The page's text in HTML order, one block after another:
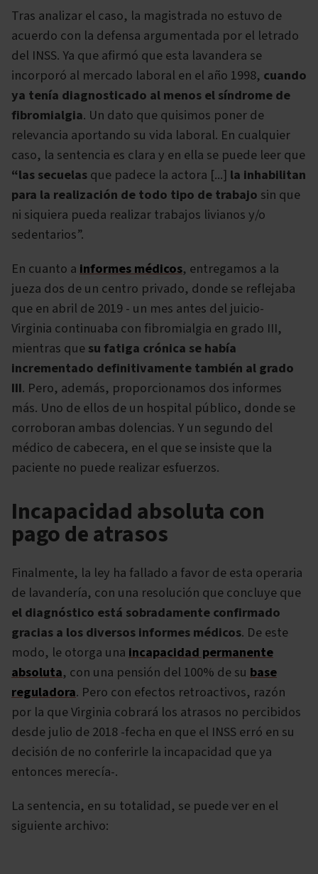
Tras analizar el caso, la magistrada no estuvo de
acuerdo con la defensa argumentada por el letrado
del INSS. Ya que afirmó que esta lavandera se
incorporó al mercado laboral en el año 1998, cuando
ya tenía diagnosticado al menos el síndrome de
fibromialgia. Un dato que quisimos poner de
relevancia aportando su vida laboral. En cualquier
caso, la sentencia es clara y en ella se puede leer que
“las secuelasque padece la actora [...] la inhabilitan
para la realización de todo tipo de trabajo sin que
ni siquiera pueda realizar trabajos livianos y/o
sedentarios”.
En cuanto a informes médicos, entregamos a la
jueza dos de un centro privado, donde se reflejaba
que en abril de 2019 - un mes antes del juicio-
Virginia continuaba con fibromialgia en grado III,
mientras quesu fatiga crónica se había
incrementado definitivamente también al grado
III. Pero, además, proporcionamos dos informes
más. Uno de ellos de un hospital público, donde se
corroboran ambas dolencias. Y un segundo del
médico de cabecera, en el que se insiste que la
paciente no puede realizar esfuerzos.
Incapacidad absoluta con
pago de atrasos
Finalmente, la ley ha fallado a favor de esta operaria
de lavandería, con una resolución que concluye que
el diagnóstico está sobradamente confirmado
gracias a los diversos informes médicos. De este
modo, le otorga una incapacidad permanente
absoluta, con una pensión del 100% de su base
reguladora. Pero con efectos retroactivos, razón
por la que Virginia cobrará los atrasos no percibidos
desde julio de 2018 -fecha en que el INSS erró en su
decisión de no conferirle la incapacidad que ya
entonces merecía-.
La sentencia, en su totalidad, se puede ver en el
siguiente archivo: